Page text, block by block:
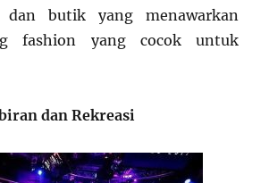
dan butik yang menawarkan
fashion yang cocok untuk
dan Rekreasi